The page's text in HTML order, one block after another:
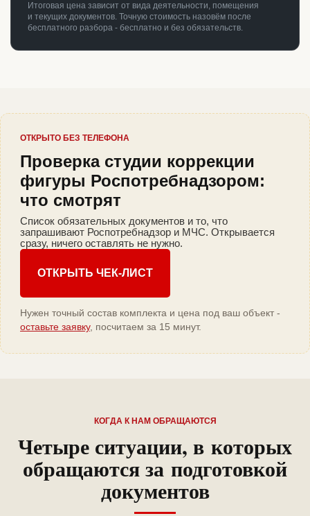
Итоговая цена зависит от вида деятельности, помещения
и текущих документов. Точную стоимость назовём после
бесплатного разбора - бесплатно и без обязательств.
ОТКРЫТО БЕЗ ТЕЛЕФОНА
Проверка студии коррекции
фигуры Роспотребнадзором:
что смотрят
Список обязательных документов и то, что
запрашивают Роспотребнадзор и МЧС. Открывается
сразу, ничего оставлять не нужно.
ОТКРЫТЬ ЧЕК-ЛИСТ
Нужен точный состав комплекта и цена под ваш объект -
оставьте заявку, посчитаем за 15 минут.
КОГДА К НАМ ОБРАЩАЮТСЯ
Четыре ситуации, в которых
обращаются за подготовкой
документов